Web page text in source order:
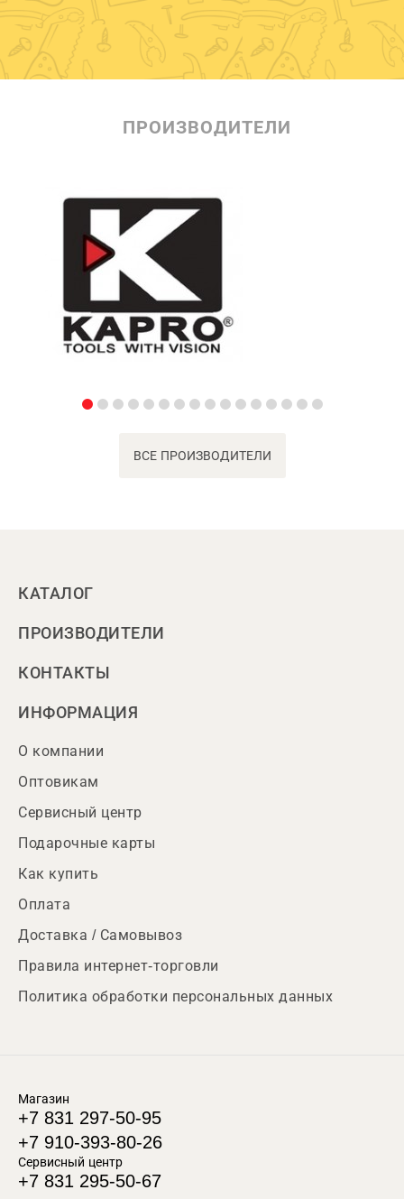
ПРОИЗВОДИТЕЛИ
ВСЕ ПРОИЗВОДИТЕЛИ
КАТАЛОГ
ПРОИЗВОДИТЕЛИ
КОНТАКТЫ
ИНФОРМАЦИЯ
О компании
Оптовикам
Сервисный центр
Подарочные карты
Как купить
Оплата
Доставка / Самовывоз
Правила интернет-торговли
Политика обработки персональных данных
Магазин
+7 831 297-50-95
+7 910-393-80-26
Сервисный центр
+7 831 295-50-67